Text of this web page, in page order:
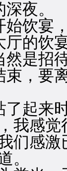
夜。
饮宴，
的饮宴
是招待
，要离
起来时
我感觉
感激
。